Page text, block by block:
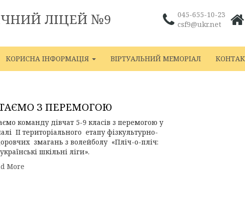
ЛІЦЕЙ №9
045-655-10-23
csf9@ukr.net
КОРИСНА ІНФОРМАЦІЯ ВІРТУАЛЬНИЙ МЕМОРІАЛ
З ПЕРЕМОГОЮ
команду дівчат 5-9 класів з перемогою у
ІІ територіального етапу фізкультурно-
змагань з волейболу «Пліч-о-пліч:
шкільні ліги».
More